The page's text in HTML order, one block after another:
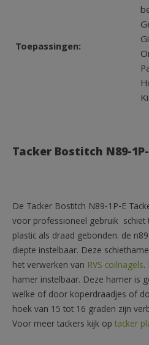
Toepassingen:
Tacker Bostitch N89-
De Tacker Bostitch N89-1P-E
voor professioneel gebruik
plastic als draad gebonden. de
diepte instelbaar. Deze
het verwerken van RVS coilnagels.
hamer instelbaar. Deze hamer is
welke of door koperdraadjes of
hoek van 15 tot 16 graden zijn
Voor meer tackers kijk op tacker